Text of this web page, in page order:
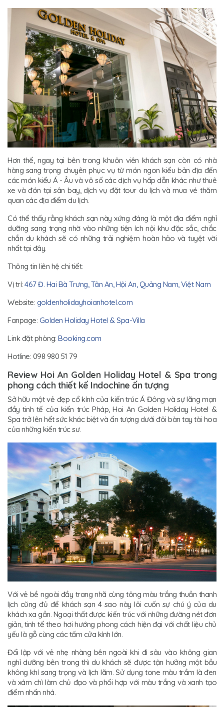
Hơn thế, ngay tại bên trong khuôn viên khách sạn còn có nhà
hàng sang trọng chuyên phục vụ từ món ngon kiểu bản địa đến
các món kiểu Á - Âu và vô số các dịch vụ hấp dẫn khác như thuê
xe và đón tại sân bay, dịch vụ đặt tour du lịch và mua vé thăm
quan các địa điểm du lịch.
Có thể thấy rằng khách sạn này xứng đáng là một địa điểm nghỉ
dưỡng sang trọng nhờ vào những tiện ích nội khu đặc sắc, chắc
chắn du khách sẽ có những trải nghiệm hoàn hảo và tuyệt vời
nhất tại đây.
Thông tin liên hệ chi tiết:
Vị trí: 467 Đ. Hai Bà Trưng, Tân An, Hội An, Quảng Nam, Việt Nam
Website: goldenholidayhoianhotel.com
Fanpage: Golden Holiday Hotel & Spa-Villa
Link đặt phòng: Booking.com
Hotline: 098 980 51 79
Review Hoi An Golden Holiday Hotel & Spa trong
phong cách thiết kế Indochine ấn tượng
Sở hữu một vẻ đẹp cổ kính của kiến trúc Á Đông và sự lãng mạn
đầy tinh tế của kiến trúc Pháp, Hoi An Golden Holiday Hotel &
Spa trở lên hết sức khác biệt và ấn tượng dưới đôi bàn tay tài hoa
của những kiến trúc sư.
Với vẻ bề ngoài đầy trang nhã cùng tông màu trắng thuần thanh
lịch cũng đủ để khách sạn 4 sao này lôi cuốn sự chú ý của du
khách xa gần. Ngoại thất được kiến trúc với những đường nét đơn
giản, tinh tế theo hơi hướng phong cách hiện đại với chất liệu chủ
yếu là gỗ cùng các tấm cửa kính lớn.
Đối lập với vẻ nhẹ nhàng bên ngoài khi đi sâu vào không gian
nghỉ dưỡng bên trong thì du khách sẽ được tận hưởng một bầu
không khí sang trọng và lịch lãm. Sử dụng tone màu trầm là đen
và xám chì làm chủ đạo và phối hợp với màu trắng và xanh tạo
điểm nhấn nhá.